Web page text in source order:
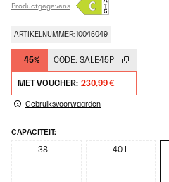
Productgegevens
ARTIKELNUMMER: 10045049
-45% CODE: SALE45P
MET VOUCHER: 230,99 €
Gebruiksvoorwaarden
CAPACITEIT:
38 L 40 L